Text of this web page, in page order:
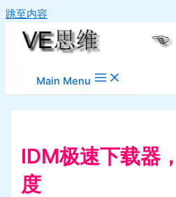
跳至内容
Main Menu
IDM极速下载器
度